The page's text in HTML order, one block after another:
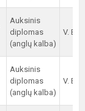
Auksinis
diplomas
(anglų kalba)
V.
Auksinis
diplomas
(anglų kalba)
V.